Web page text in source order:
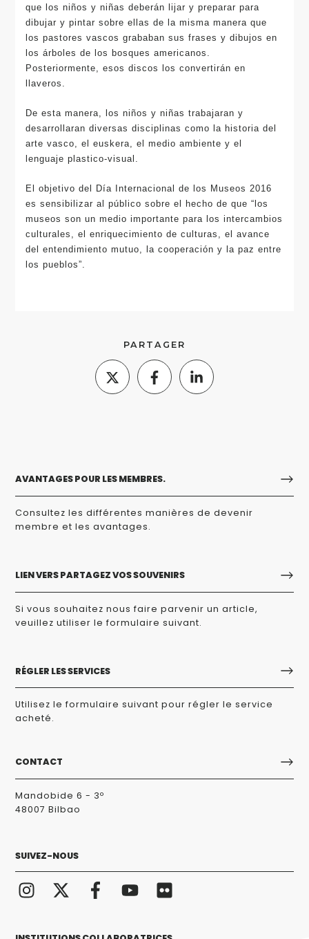
que los niños y niñas deberán lijar y preparar para
dibujar y pintar sobre ellas de la misma manera que
los pastores vascos grababan sus frases y dibujos en
los árboles de los bosques americanos.
Posteriormente, esos discos los convertirán en
llaveros.
De esta manera, los niños y niñas trabajaran y
desarrollaran diversas disciplinas como la historia del
arte vasco, el euskera, el medio ambiente y el
lenguaje plastico-visual.
El objetivo del Día Internacional de los Museos 2016
es sensibilizar al público sobre el hecho de que “los
museos son un medio importante para los intercambios
culturales, el enriquecimiento de culturas, el avance
del entendimiento mutuo, la cooperación y la paz entre
los pueblos”.
PARTAGER
AVANTAGES POUR LES MEMBRES.
Consultez les différentes manières de devenir
membre et les avantages.
LIEN VERS PARTAGEZ VOS SOUVENIRS
Si vous souhaitez nous faire parvenir un article,
veuillez utiliser le formulaire suivant.
RÉGLER LES SERVICES
Utilisez le formulaire suivant pour régler le service
acheté.
CONTACT
Mandobide 6 - 3º
48007 Bilbao
SUIVEZ-NOUS